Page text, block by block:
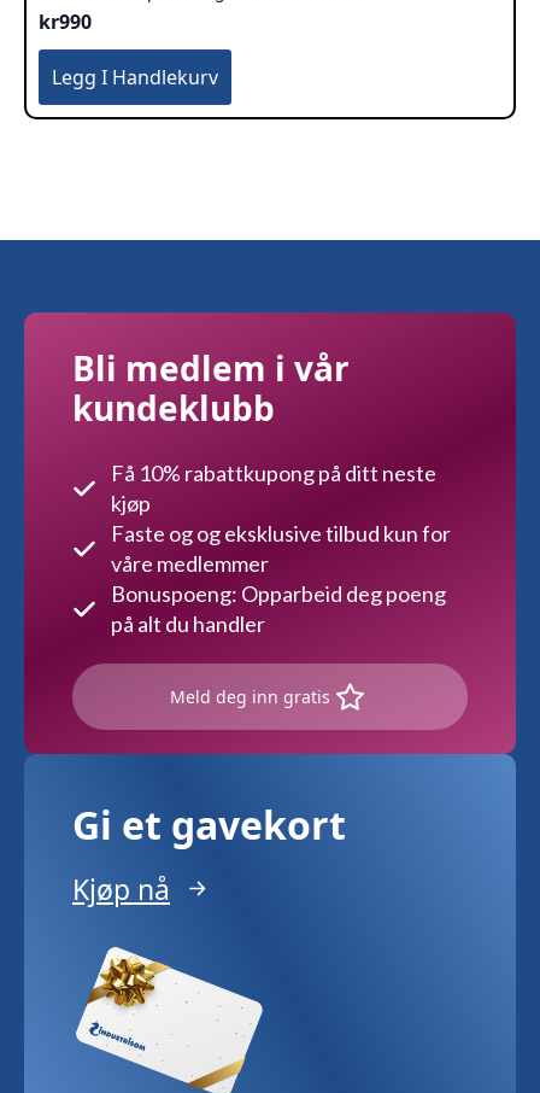
kr990
Legg I Handlekurv
Bli medlem i vår
kundeklubb
Få 10% rabattkupong på ditt neste
kjøp
Faste og og eksklusive tilbud kun for
våre medlemmer
Bonuspoeng: Opparbeid deg poeng
på alt du handler
Meld deg inn gratis
Gi et gavekort
Kjøp nå